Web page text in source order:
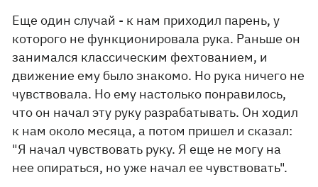
Еще один случай - к нам приходил парень, у
которого не функционировала рука. Раньше он
занимался классическим фехтованием, и
движение ему было знакомо. Но рука ничего не
чувствовала. Но ему настолько понравилось,
что он начал эту руку разрабатывать. Он ходил
к нам около месяца, а потом пришел и сказал:
"Я начал чувствовать руку. Я еще не могу на
нее опираться, но уже начал ее чувствовать".